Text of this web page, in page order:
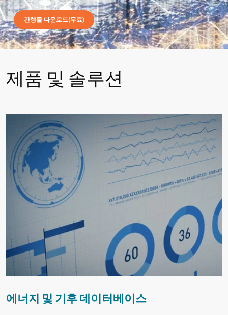
간행물 다운로드(무료)
제품 및 솔루션
에너지 및 기후 데이터베이스